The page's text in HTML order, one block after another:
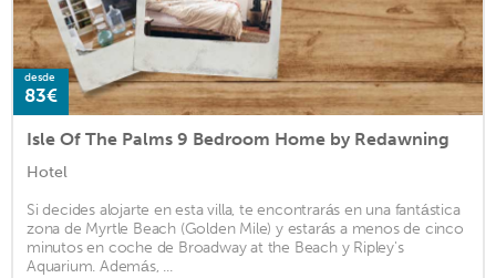
desde
83€
Isle Of The Palms 9 Bedroom Home by Redawning
Hotel
Si decides alojarte en esta villa, te encontrarás en una fantástica
zona de Myrtle Beach (Golden Mile) y estarás a menos de cinco
minutos en coche de Broadway at the Beach y Ripley's
Aquarium. Además, ...